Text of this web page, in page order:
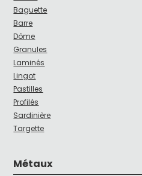
Baguette
Barre
Dôme
Granules
Laminés
Lingot
Pastilles
Profilés
Sardinière
Targette
Métaux